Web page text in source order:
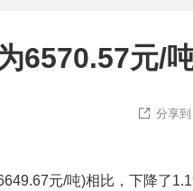
6570.57元/
 分享到
元/吨)相比，下降了